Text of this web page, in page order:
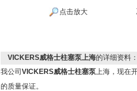
点击放大
VICKERS威格士柱塞泵上海的详细资料
我公司 VICKERS威格士柱塞泵上海，现在
的质量保证。